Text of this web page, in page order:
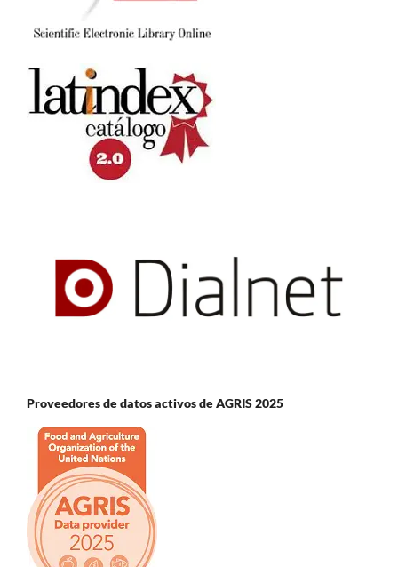
Proveedores de datos activos de AGRIS 2025